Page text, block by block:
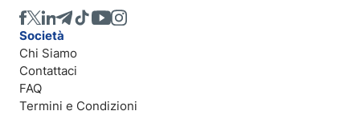
Società
Chi Siamo
Contattaci
FAQ
Termini e Condizioni